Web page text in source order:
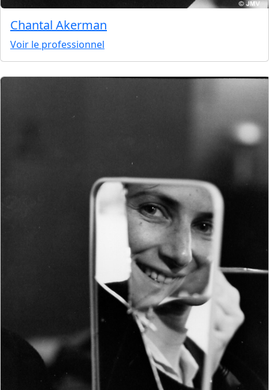
Chantal Akerman
Voir le professionnel